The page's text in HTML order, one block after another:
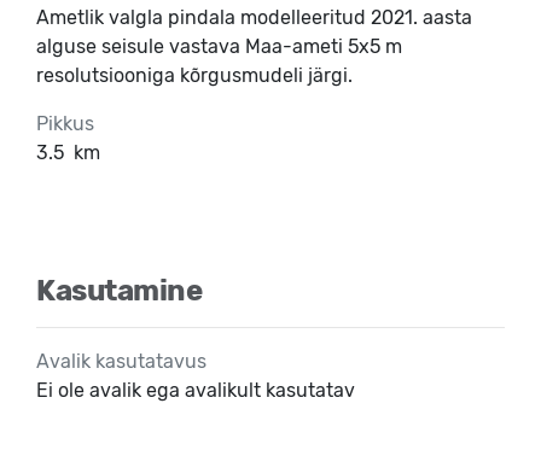
Ametlik valgla pindala modelleeritud 2021. aasta
alguse seisule vastava Maa-ameti 5x5 m
resolutsiooniga kõrgusmudeli järgi.
Pikkus
3.5 km
Kasutamine
Avalik kasutatavus
Ei ole avalik ega avalikult kasutatav